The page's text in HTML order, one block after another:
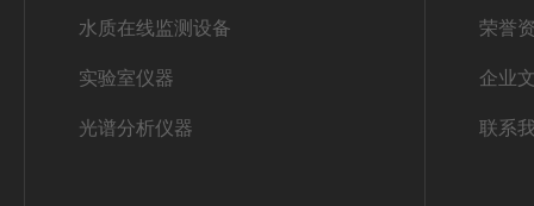
水质在线监测设备
实验室仪器
光谱分析仪器
荣誉
企业
联系